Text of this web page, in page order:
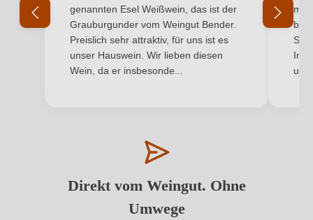
genannten Esel Weißwein, das ist der
Grauburgunder vom Weingut Bender.
Preislich sehr attraktiv, für uns ist es
unser Hauswein. Wir lieben diesen
Wein, da er insbesonde...
mit
und
Direkt vom Weingut. Ohne
Umwege